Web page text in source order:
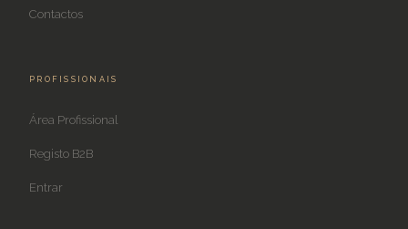
Contactos
PROFISSIONAIS
Área Profissional
Registo B2B
Entrar